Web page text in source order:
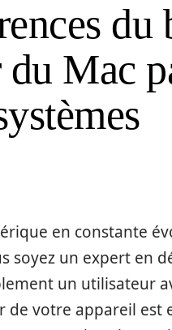
du
Mac
en constante
soyez un expert en
un utilisateur
de votre appareil